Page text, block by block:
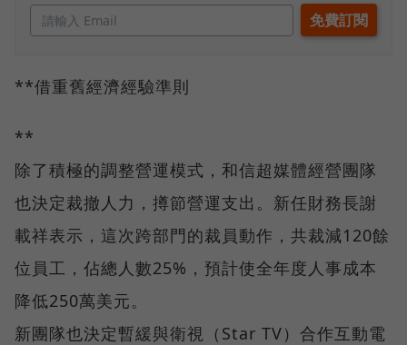
**借重舊經濟經驗準則
**
除了積極的調整營運模式，和信超媒體經營團隊
也決定裁撤人力，撙節營運支出。新任財務長謝
載祥表示，這次跨部門的裁員動作，共裁減120餘
位員工，佔總人數25%，預計使全年度人事成本
降低250萬美元。
新團隊也決定暫緩與衛視（Star TV）合作互動電